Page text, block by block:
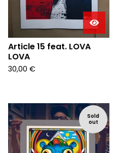
Article 15 feat. LOVA
LOVA
30,00 €
Sold
out